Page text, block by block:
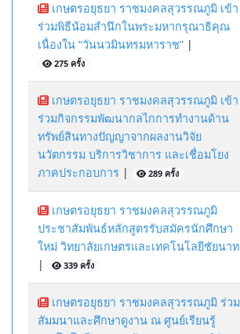
เกษตรอยุธยา ราชมงคลสุวรรณภูมิ เข้า
ร่วมพิธีน้อมสำนึกในพระมหากรุณาธิคุณ
เนื่องใน “วันนวมินทรมหาราช” |
275 ครั้ง
เกษตรอยุธยา ราชมงคลสุวรรณภูมิ เข้า
ร่วมกิจกรรมพัฒนากลไกการทำงานด้าน
ทรัพย์สินทางปัญญาจากผลงานวิจัย
นวัตกรรม บริการวิชาการ และเชื่อมโยง
ภาคประกอบการ | 289 ครั้ง
เกษตรอยุธยา ราชมงคลสุวรรณภูมิ
ประชาสัมพันธ์หลักสูตรรับสมัครนักศึกษา
ใหม่ วิทยาลัยเกษตรและเทคโนโลยีชัยนาท
|
339 ครั้ง
เกษตรอยุธยา ราชมงคลสุวรรณภูมิ ร่วม
สัมมนาและศึกษาดูงาน ณ ศูนย์เรียนรู้